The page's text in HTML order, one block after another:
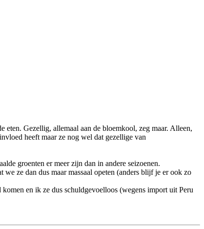
eten. Gezellig, allemaal aan de bloemkool, zeg maar. Alleen,
heeft maar ze nog wel dat gezellige van
groenten er meer zijn dan in andere seizoenen.
ze dan dus maar massaal opeten (anders blijf je er ook zo
en ik ze dus schuldgevoelloos (wegens import uit Peru